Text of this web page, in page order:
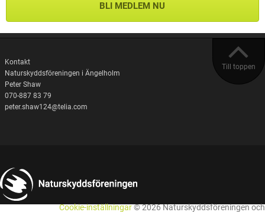
BLI MEDLEM NU
Till toppen
Kontakt
Naturskyddsföreningen i Ängelholm
Peter Shaw
070-887 83 79
peter.shaw124@telia.com
Cookie-inställningar© 2026 Naturskyddsföreningen och